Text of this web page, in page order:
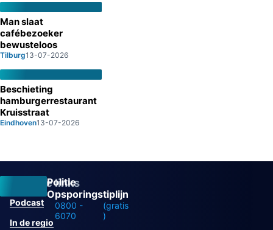
Man slaat
cafébezoeker
bewusteloos
Tilburg13-07-2026
Beschieting
hamburgerrestaurant
Kruisstraat
Eindhoven13-07-2026
Politie
Opsporingstiplijn
0800 -
6070
(gratis
)
Overige links
Podcast
In de regio